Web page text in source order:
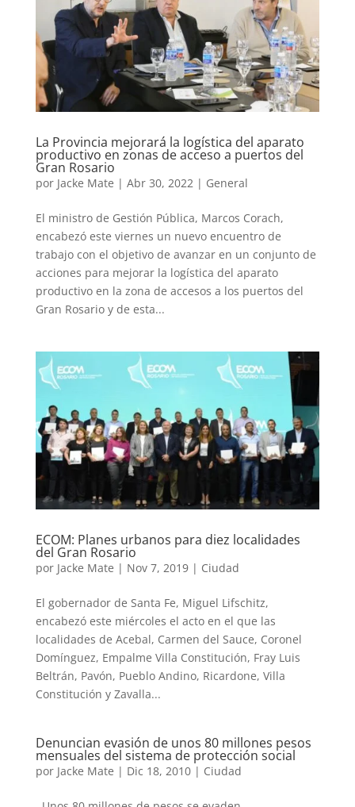
La Provincia mejorará la logística del aparato
productivo en zonas de acceso a puertos del
Gran Rosario
por Jacke Mate | Abr 30, 2022| General
El ministro de Gestión Pública, Marcos Corach,
encabezó este viernes un nuevo encuentro de
trabajo con el objetivo de avanzar en un conjunto de
acciones para mejorar la logística del aparato
productivo en la zona de accesos a los puertos del
Gran Rosario y de esta...
ECOM: Planes urbanos para diez localidades
del Gran Rosario
por Jacke Mate | Nov 7, 2019| Ciudad
El gobernador de Santa Fe, Miguel Lifschitz,
encabezó este miércoles el acto en el que las
localidades de Acebal, Carmen del Sauce, Coronel
Domínguez, Empalme Villa Constitución, Fray Luis
Beltrán, Pavón, Pueblo Andino, Ricardone, Villa
Constitución y Zavalla...
Denuncian evasión de unos 80 millones pesos
mensuales del sistema de protección social
por Jacke Mate | Dic 18, 2010| Ciudad